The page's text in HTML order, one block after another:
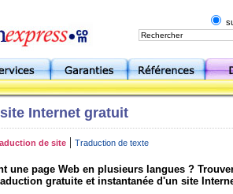
Internet gratuit
de site | Traduction de texte
une page Web en plusieurs langues ?
gratuite et instantanée d'un site